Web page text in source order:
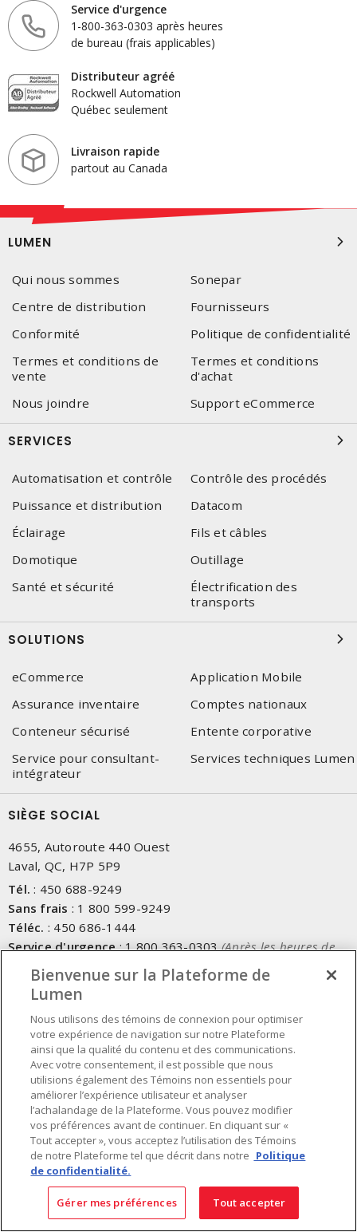
Service d'urgence
1-800-363-0303 après heures
de bureau (frais applicables)
Distributeur agréé
Rockwell Automation
Québec seulement
Livraison rapide
partout au Canada
LUMEN
Qui nous sommes
Sonepar
Centre de distribution
Fournisseurs
Conformité
Politique de confidentialité
Termes et conditions de
vente
Termes et conditions
d'achat
Nous joindre
Support eCommerce
SERVICES
Automatisation et contrôle
Contrôle des procédés
Puissance et distribution
Datacom
Éclairage
Fils et câbles
Domotique
Outillage
Santé et sécurité
Électrification des
transports
SOLUTIONS
eCommerce
Application Mobile
Assurance inventaire
Comptes nationaux
Conteneur sécurisé
Entente corporative
Service pour consultant-
intégrateur
Services techniques Lumen
SIÈGE SOCIAL
4655, Autoroute 440 Ouest
Laval, QC, H7P 5P9
Tél. : 450 688-9249
Sans frais : 1 800 599-9249
Téléc. : 450 686-1444
Service d'urgence:1 800 363-0303 (Après les heures de
bureau - 17h00 et 7h00, Frais applicables)
Fait au Canada avec des composants canadiens et importés
INSCRIVEZ-VOUS À L'INFOLETTRE
Obtenez des informations à jour sur les offres de Lumen
Bienvenue sur la Plateforme de
Lumen
Nous utilisons des témoins de connexion pour optimiser
votre expérience de navigation sur notre Plateforme
ainsi que la qualité du contenu et des communications.
Avec votre consentement, il est possible que nous
utilisions également des Témoins non essentiels pour
améliorer l’expérience utilisateur et analyser
l’achalandage de la Plateforme. Vous pouvez modifier
vos préférences avant de continuer. En cliquant sur «
Tout accepter », vous acceptez l’utilisation des Témoins
de notre Plateforme tel que décrit dans notre Politique
de confidentialité.
Gérer mes préférences Tout accepter